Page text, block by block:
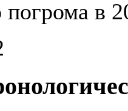
погрома в